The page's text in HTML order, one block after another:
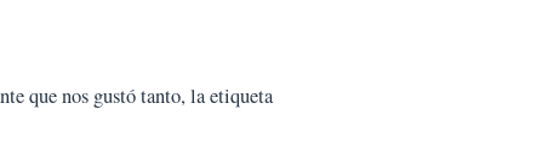
que nos gustó tanto, la etiqueta